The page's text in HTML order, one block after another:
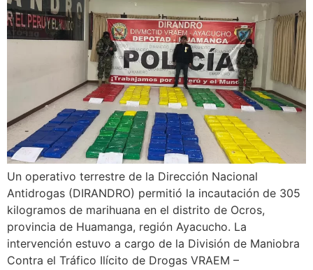
Un operativo terrestre de la Dirección Nacional
Antidrogas (DIRANDRO) permitió la incautación de 305
kilogramos de marihuana en el distrito de Ocros,
provincia de Huamanga, región Ayacucho. La
intervención estuvo a cargo de la División de Maniobra
Contra el Tráfico Ilícito de Drogas VRAEM –